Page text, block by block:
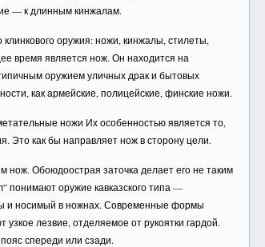
— к длинным кинжалам.
оружия: ножи, кинжалы, стилеты,
время является нож. Он находится на
оружием уличных драк и бытовых
как армейские, полицейские, финские ножи.
ножи Их особенностью является то,
Это как бы направляет нож в сторону цели.
нож. Обоюдоострая заточка делает его не таким
понимают оружие кавказского типа —
и носимый в ножнах. Современные формы
лезвие, отделяемое от рукоятки гардой.
спереди или сзади.